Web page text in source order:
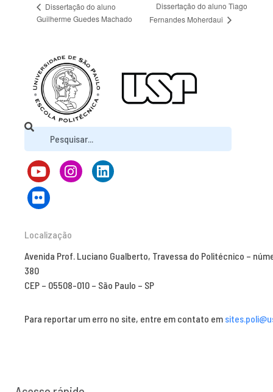
Dissertação do aluno
Guilherme Guedes Machado
Dissertação do aluno Tiago
Fernandes Moherdaui
Localização
Avenida Prof. Luciano Gualberto, Travessa do Politécnico –
380
CEP – 05508-010 – São Paulo – SP
Para reportar um erro no site, entre em contato em